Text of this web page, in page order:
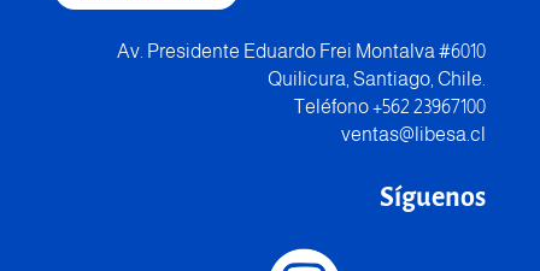
Av. Presidente Eduardo Frei Montalva #6010
Quilicura, Santiago, Chile.
Teléfono +562 23967100
ventas@libesa.cl
Síguenos